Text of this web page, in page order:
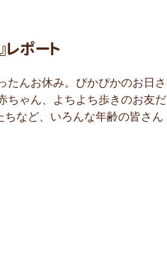
レポート
んお休み。ぴかぴかのお日さ
ちゃん、よちよち歩きのお友だ
など、いろんな年齢の皆さん